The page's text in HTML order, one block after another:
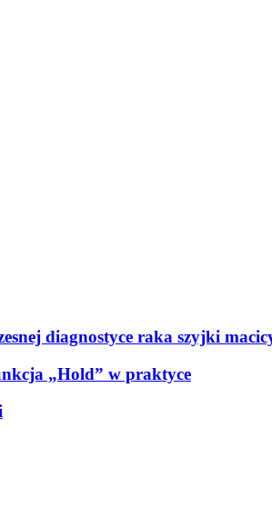
diagnostyce raka szyjki
„Hold” w praktyce